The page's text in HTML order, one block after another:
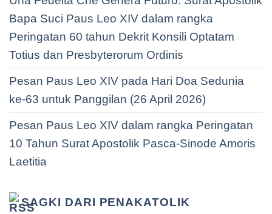
Bapa Suci Paus Leo XIV dalam rangka
Peringatan 60 tahun Dekrit Konsili Optatam
Totius dan Presbyterorum Ordinis
Pesan Paus Leo XIV pada Hari Doa Sedunia
ke-63 untuk Panggilan (26 April 2026)
Pesan Paus Leo XIV dalam rangka Peringatan
10 Tahun Surat Apostolik Pasca-Sinode Amoris
Laetitia
SAGKI DARI PENAKATOLIK